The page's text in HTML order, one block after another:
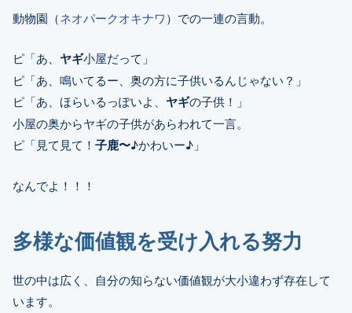
動物園（ネオパークオキナワ）での一連の言動。
ピ「あ、 ヤギ小屋だって」
ピ「あ、鳴いてるー、奥の方に子供いるんじゃない？」
ピ「あ、ほらいるっぽいよ、 ヤギの子供！」
小屋の奥からヤギの子供があらわれて一言。
ピ「見て見て！ 子鹿〜♪かわいー♪」
なんでよ！！！
多様な価値観を受け入れる努力
世の中は広く、自分の知らない価値観が大小違わず存在して
います。